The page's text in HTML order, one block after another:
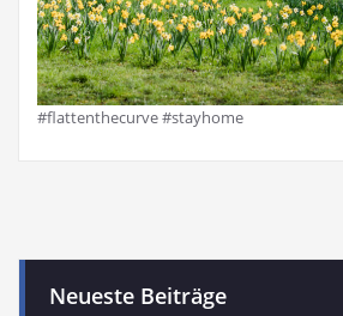
#flattenthecurve #stayhome
Neueste Beiträge